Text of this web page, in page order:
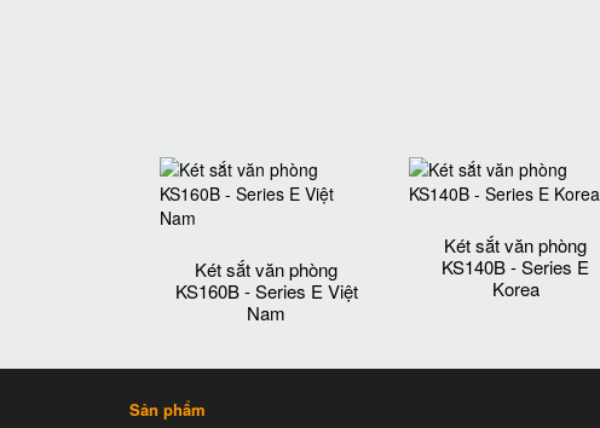
Két sắt văn phòng
KS160B - Series E Việt
Nam
Két sắt văn phòng
KS140B - Series E
Korea
Sản phẩm